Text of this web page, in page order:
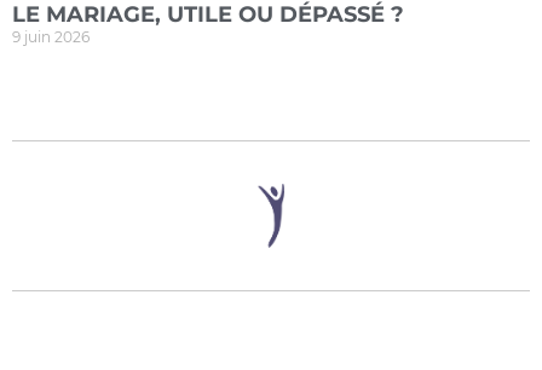
LE MARIAGE, UTILE OU DÉPASSÉ ?
9 juin 2026